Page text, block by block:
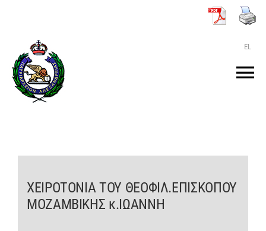
περιεχόμενο
EL
O ΠΑΤΡΙΑΡΧΗΣ
ΤΟ ΠΑΤΡΙΑΡΧΕΙΟ
ΧΕΙΡΟΤΟΝΙΑ ΤΟΥ ΘΕΟΦΙΛ.ΕΠΙΣΚΟΠΟΥ
ΜΟΖΑΜΒΙΚΗΣ κ.ΙΩΑΝΝΗ